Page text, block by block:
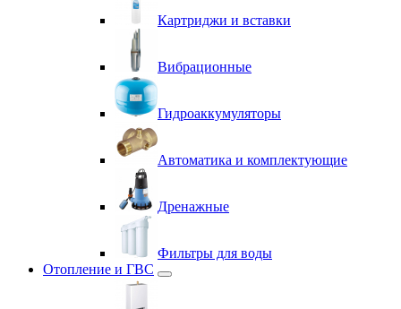
Картриджи и вставки
Вибрационные
Гидроаккумуляторы
Автоматика и комплектующие
Дренажные
Фильтры для воды
Отопление и ГВС